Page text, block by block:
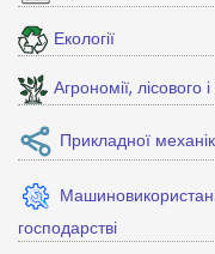
Екології
Агрономії,
Прикладної
господарстві